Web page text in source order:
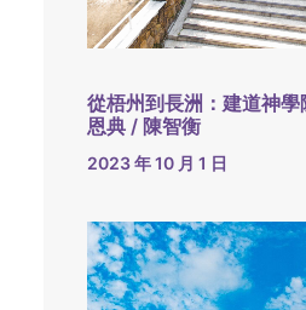
從梧州到長洲：建道神
恩典 / 陳智衡
2023 年 10 月 1 日